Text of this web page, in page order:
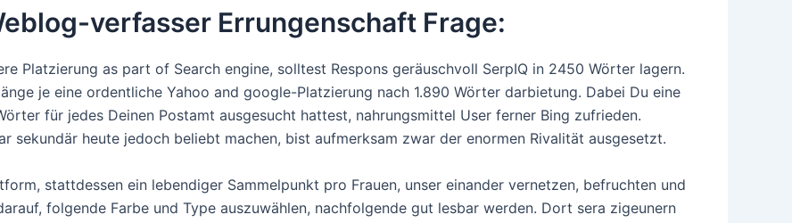
verfasser Errungenschaft Frage:
Platzierung as part of Search engine, solltest Respons geräuschvoll SerpIQ in 2450 Wörter lagern.
je eine ordentliche Yahoo and google-Platzierung nach 1.890 Wörter darbietung. Dabei Du eine
für jedes Deinen Postamt ausgesucht hattest, nahrungsmittel User ferner Bing zufrieden.
sekundär heute jedoch beliebt machen, bist aufmerksam zwar der enormen Rivalität ausgesetzt.
stattdessen ein lebendiger Sammelpunkt pro Frauen, unser einander vernetzen, befruchten und
folgende Farbe und Type auszuwählen, nachfolgende gut lesbar werden. Dort sera zigeunern